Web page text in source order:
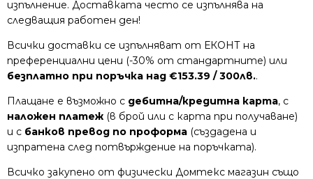
изпълнение. Доставката често се изпълнява на
следващия работен ден!
Всички доставки се изпълняват от ЕКОНТ на
преференциални цени (-30% от стандартните) или
безплатно при поръчка над €153.39 / 300лв..
Плащане е възможно с дебитна/кредитна карта, с
наложен платеж (в брой или с карта при получаване)
и с банков превод по проформа (създадена и
изпратена след потвърждение на поръчката).
Всичко закупено от физически Домтекс магазин също